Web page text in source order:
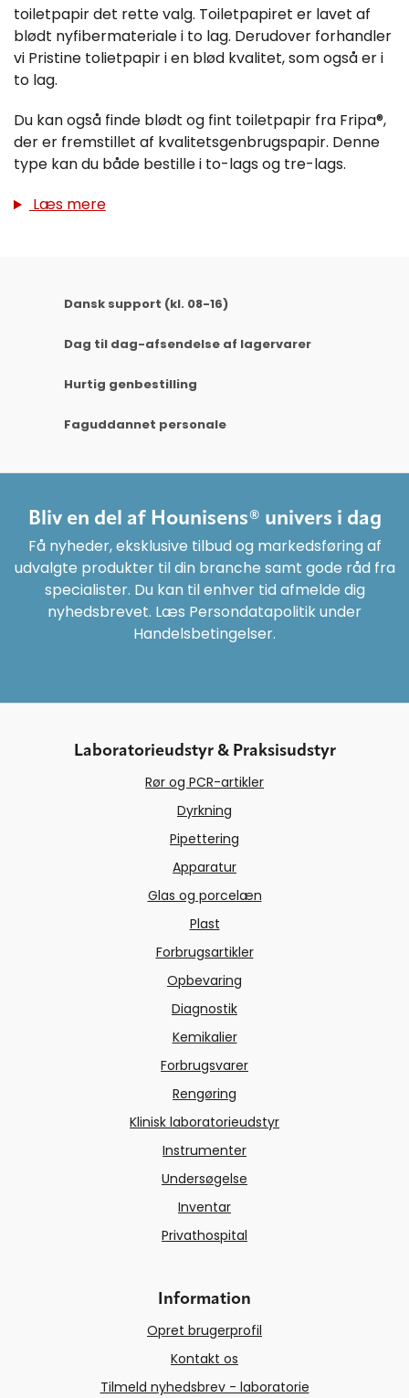
toiletpapir det rette valg. Toiletpapiret er lavet af
blødt nyfibermateriale i to lag. Derudover forhandler
vi Pristine tolietpapir i en blød kvalitet, som også er i
to lag.
Du kan også finde blødt og fint toiletpapir fra Fripa®,
der er fremstillet af kvalitetsgenbrugspapir. Denne
type kan du både bestille i to-lags og tre-lags.
Læs mere
Dansk support (kl. 08-16)
Dag til dag-afsendelse af lagervarer
Hurtig genbestilling
Faguddannet personale
Bliv en del af Hounisens® univers i dag
Få nyheder, eksklusive tilbud og markedsføring af
udvalgte produkter til din branche samt gode råd fra
specialister. Du kan til enhver tid afmelde dig
nyhedsbrevet. Læs Persondatapolitik under
Handelsbetingelser.
Laboratorieudstyr & Praksisudstyr
Rør og PCR-artikler
Dyrkning
Pipettering
Apparatur
Glas og porcelæn
Plast
Forbrugsartikler
Opbevaring
Diagnostik
Kemikalier
Forbrugsvarer
Rengøring
Klinisk laboratorieudstyr
Instrumenter
Undersøgelse
Inventar
Privathospital
Information
Opret brugerprofil
Kontakt os
Tilmeld nyhedsbrev - laboratorie